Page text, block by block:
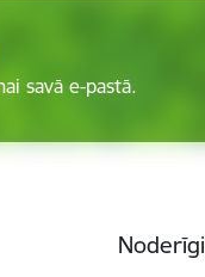
savā e-pastā.
Noderīgi